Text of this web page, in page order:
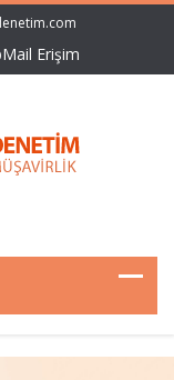
Erişim